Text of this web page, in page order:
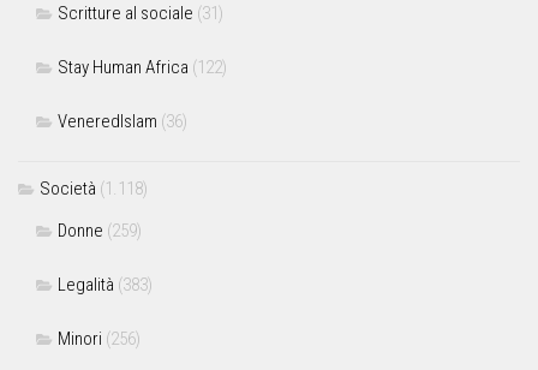
Scritture al sociale (31)
Stay Human Africa (122)
VeneredIslam (36)
Società (1.118)
Donne (259)
Legalità (383)
Minori (256)